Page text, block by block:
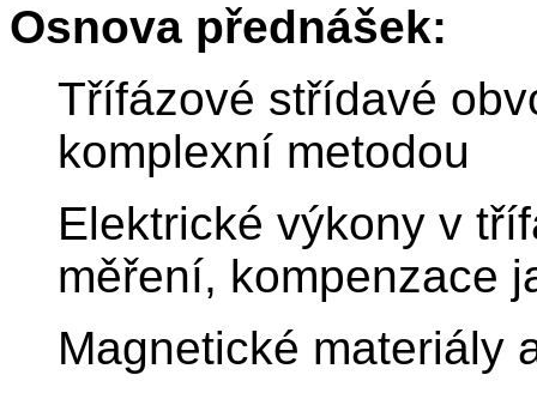
Osnova přednášek:
Třífázové střídavé
komplexní metodou
Elektrické výkony v
měření, kompenzace
Magnetické materiály